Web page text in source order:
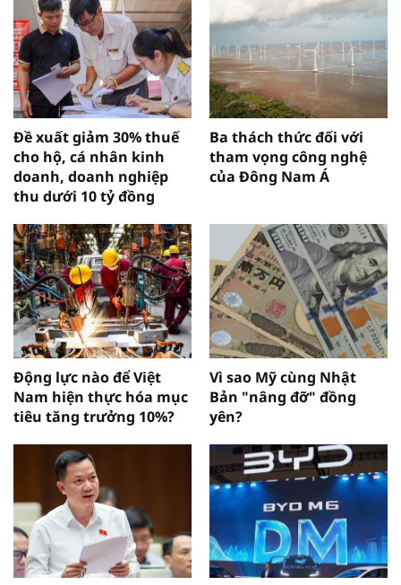
Đề xuất giảm 30% thuế
cho hộ, cá nhân kinh
doanh, doanh nghiệp
thu dưới 10 tỷ đồng
Ba thách thức đối với
tham vọng công nghệ
của Đông Nam Á
Động lực nào để Việt
Nam hiện thực hóa mục
tiêu tăng trưởng 10%?
Vì sao Mỹ cùng Nhật
Bản "nâng đỡ" đồng
yên?